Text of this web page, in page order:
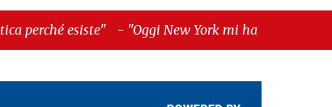
-"Oggi New York mi ha rubato il cuore.